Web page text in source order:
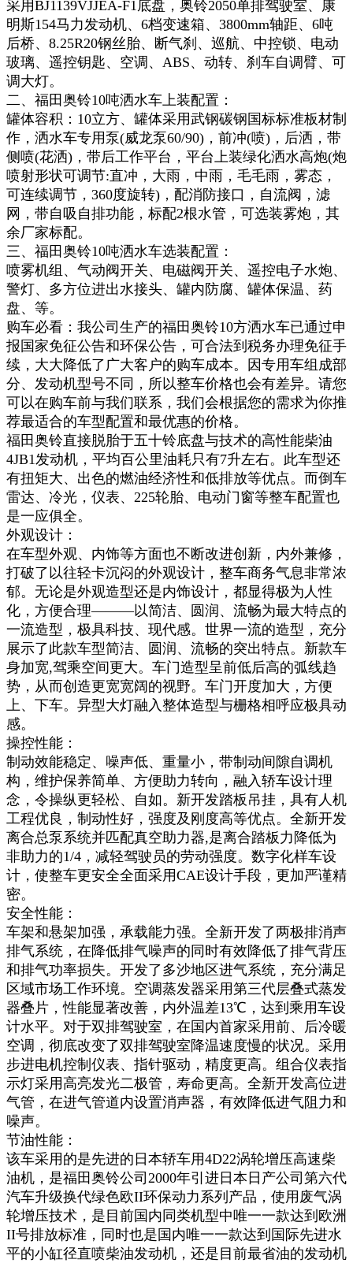
采用BJ1139VJJEA-F1底盘，奥铃2050单排驾驶室、康
明斯154马力发动机、6档变速箱、3800mm轴距、6吨
后桥、8.25R20钢丝胎、断气刹、巡航、中控锁、电动
玻璃、遥控钥匙、空调、ABS、动转、刹车自调臂、可
调大灯。
二、福田奥铃10吨洒水车上装配置：
罐体容积：10立方、罐体采用武钢碳钢国标标准板材制
作，洒水车专用泵(威龙泵60/90)，前冲(喷)，后洒，带
侧喷(花洒)，带后工作平台，平台上装绿化洒水高炮(炮
喷射形状可调节:直冲，大雨，中雨，毛毛雨，雾态，
可连续调节，360度旋转)，配消防接口，自流阀，滤
网，带自吸自排功能，标配2根水管，可选装雾炮，其
余厂家标配。
三、福田奥铃10吨洒水车选装配置：
喷雾机组、气动阀开关、电磁阀开关、遥控电子水炮、
警灯、多方位进出水接头、罐内防腐、罐体保温、药
盘、等。
购车必看：我公司生产的福田奥铃10方洒水车已通过申
报国家免征公告和环保公告，可合法到税务办理免征手
续，大大降低了广大客户的购车成本。因专用车组成部
分、发动机型号不同，所以整车价格也会有差异。请您
可以在购车前与我们联系，我们会根据您的需求为你推
荐最适合的车型配置和最优惠的价格。
福田奥铃直接脱胎于五十铃底盘与技术的高性能柴油
4JB1发动机，平均百公里油耗只有7升左右。此车型还
有扭矩大、出色的燃油经济性和低排放等优点。而倒车
雷达、冷光，仪表、225轮胎、电动门窗等整车配置也
是一应俱全。
外观设计：
在车型外观、内饰等方面也不断改进创新，内外兼修，
打破了以往轻卡沉闷的外观设计，整车商务气息非常浓
郁。无论是外观造型还是内饰设计，都显得极为人性
化，方便合理———以简洁、圆润、流畅为最大特点的
一流造型，极具科技、现代感。世界一流的造型，充分
展示了此款车型简洁、圆润、流畅的突出特点。新款车
身加宽,驾乘空间更大。车门造型呈前低后高的弧线趋
势，从而创造更宽宽阔的视野。车门开度加大，方便
上、下车。异型大灯融入整体造型与栅格相呼应极具动
感。
操控性能：
制动效能稳定、噪声低、重量小，带制动间隙自调机
构，维护保养简单、方便助力转向，融入轿车设计理
念，令操纵更轻松、自如。新开发踏板吊挂，具有人机
工程优良，制动性好，强度及刚度高等优点。全新开发
离合总泵系统并匹配真空助力器,是离合踏板力降低为
非助力的1/4，减轻驾驶员的劳动强度。数字化样车设
计，使整车更安全全面采用CAE设计手段，更加严谨精
密。
安全性能：
车架和悬架加强，承载能力强。全新开发了两极排消声
排气系统，在降低排气噪声的同时有效降低了排气背压
和排气功率损失。开发了多沙地区进气系统，充分满足
区域市场工作环境。空调蒸发器采用第三代层叠式蒸发
器叠片，性能显著改善，内外温差13℃，达到乘用车设
计水平。对于双排驾驶室，在国内首家采用前、后冷暖
空调，彻底改变了双排驾驶室降温速度慢的状况。采用
步进电机控制仪表、指针驱动，精度更高。组合仪表指
示灯采用高亮发光二极管，寿命更高。全新开发高位进
气管，在进气管道内设置消声器，有效降低进气阻力和
噪声。
节油性能：
该车采用的是先进的日本轿车用4D22涡轮增压高速柴
油机，是福田奥铃公司2000年引进日本日产公司第六代
汽车升级换代绿色欧II环保动力系列产品，使用废气涡
轮增压技术，是目前国内同类机型中唯一一款达到欧洲
II号排放标准，同时也是国内唯一一款达到国际先进水
平的小缸径直喷柴油发动机，还是目前最省油的发动机